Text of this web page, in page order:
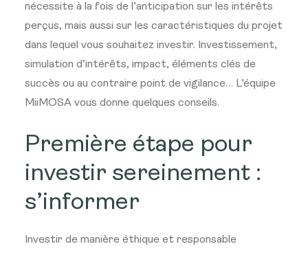
nécessite à la fois de l’anticipation sur les intérêts
perçus, mais aussi sur les caractéristiques du projet
dans lequel vous souhaitez investir. Investissement,
simulation d’intérêts, impact, éléments clés de
succès ou au contraire point de vigilance… L’équipe
MiiMOSA vous donne quelques conseils.
Première étape pour
investir sereinement :
s’informer
Investir de manière éthique et responsable